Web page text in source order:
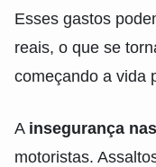
Esses gastos
reais, o que se
começando a vida
A insegurança
motoristas.